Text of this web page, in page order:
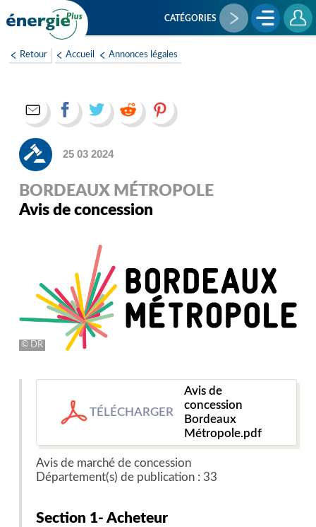
au
CATÉGORIES
Retour Accueil Annonces légales
25 03 2024
BORDEAUX MÉTROPOLE
Avis de concession
DR
TÉLÉCHARGER
Avis de
concession
Bordeaux
Métropole.pdf
Avis de marché de concession
Département(s) de publication : 33
Section 1- Acheteur